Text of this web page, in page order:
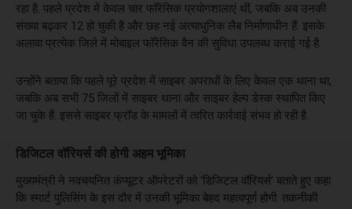
रहा है. पहले प्रदेश में केवल चार फॉरेंसिक प्रयोगशालाएं थीं, जबकि अब उनकी
संख्या बढ़कर 12 हो चुकी है और छह नई अत्याधुनिक लैब निर्माणाधीन हैं. इसके
अलावा प्रत्येक जिले में मोबाइल फॉरेंसिक वैन की सुविधा उपलब्ध कराई गई है.
उन्होंने बताया कि पहले पूरे प्रदेश में साइबर अपराधों के लिए केवल एक थाना था,
जबकि अब सभी 75 जिलों में साइबर थाना और साइबर हेल्प डेस्क स्थापित किए
जा चुके हैं. इससे साइबर फ्रॉड के मामलों में त्वरित कार्रवाई संभव हो रही है.
डिजिटल वॉरियर्स की होगी अहम भूमिका
मुख्यमंत्री ने नवचयनित कंप्यूटर ऑपरेटरों को ‘डिजिटल वॉरियर्स’ बताते हुए कहा
कि स्मार्ट पुलिसिंग के इस दौर में उनकी भूमिका बेहद महत्वपूर्ण होगी. तकनीकी